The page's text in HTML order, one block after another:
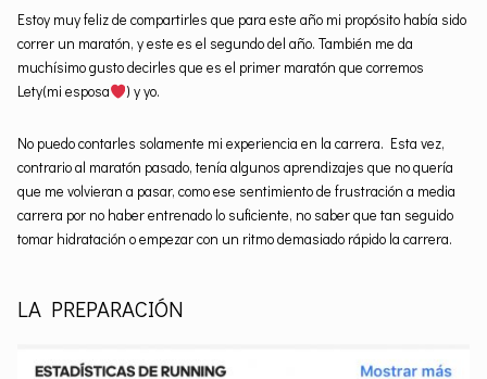
Estoy muy feliz de compartirles que para este año mi propósito había sido
correr un maratón, y este es el segundo del año. También me da
muchísimo gusto decirles que es el primer maratón que corremos
Lety(mi esposa
) y yo.
No puedo contarles solamente mi experiencia en la carrera. Esta vez,
contrario al maratón pasado, tenía algunos aprendizajes que no quería
que me volvieran a pasar, como ese sentimiento de frustración a media
carrera por no haber entrenado lo suficiente, no saber que tan seguido
tomar hidratación o empezar con un ritmo demasiado rápido la carrera.
LA PREPARACIÓN